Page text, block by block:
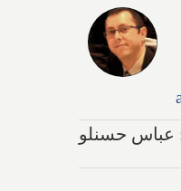
عباس حسنلو